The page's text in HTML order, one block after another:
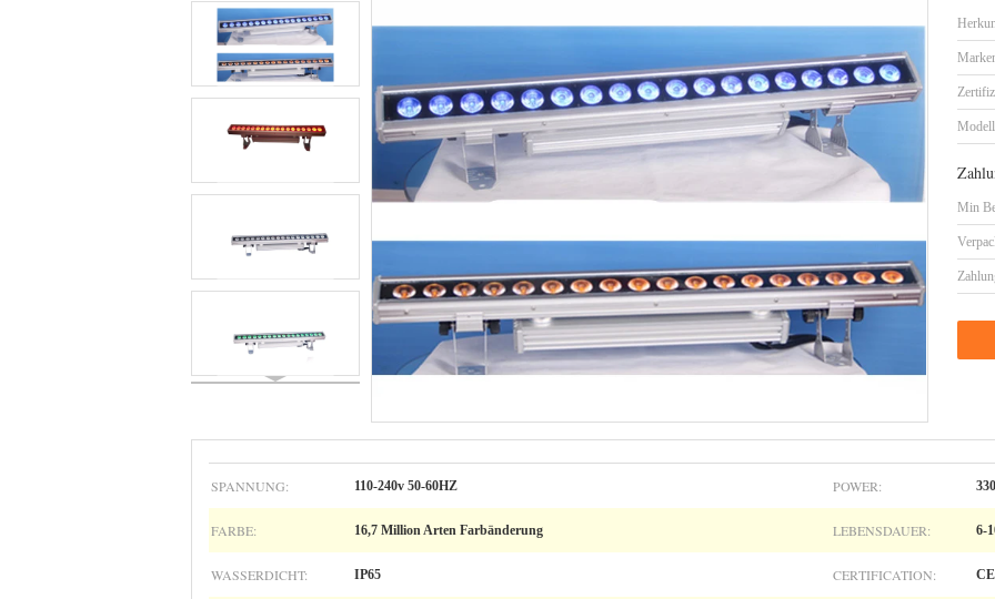
Min
SPANNUNG: 110-240v 50-60HZ POWER:
FARBE: 16,7 Million Arten Farbänderung LEBENSDAUER: 6-
WASSERDICHT: IP65 CERTIFICATION: